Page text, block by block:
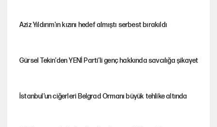
Aziz Yıldırım'ın kızını hedef almıştı serbest bırakıldı
Gürsel Tekin'den YENİ Parti’li genç hakkında savcılığa şikayet
İstanbul’un ciğerleri Belgrad Ormanı büyük tehlike altında